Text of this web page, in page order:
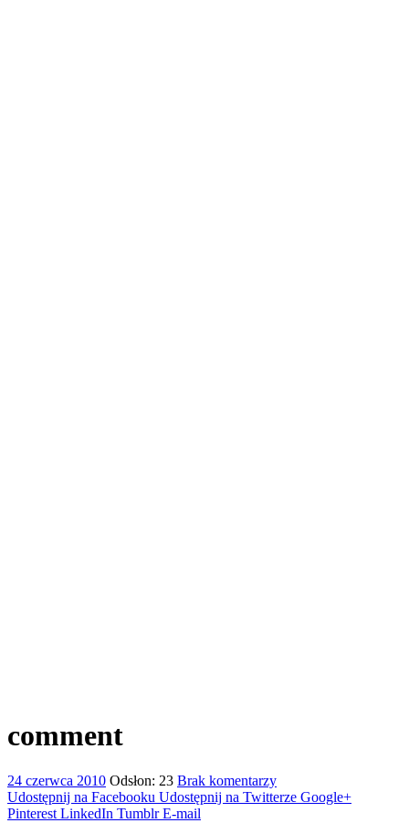
comment
24 czerwca 2010 Odsłon: 23 Brak komentarzy
Udostępnij na Facebooku Udostępnij na Twitterze Google+
Pinterest LinkedIn Tumblr E-mail